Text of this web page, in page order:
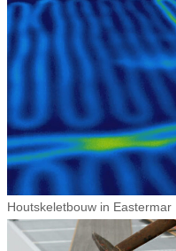
Houtskeletbouw in Eastermar